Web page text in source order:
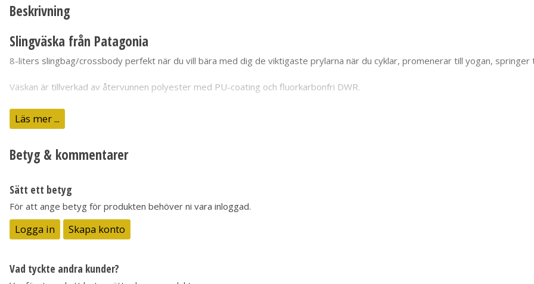
Beskrivning
Slingväska från Patagonia
8-liters slingbag/crossbody perfekt när du vill bära med dig de viktigaste prylarna när du cyklar, promenerar till yogan,
Väskan är tillverkad av återvunnen polyester med PU-coating och fluorkarbonfri DWR.
I korthet
Axelväska/slingbag som rymmer 8 liter
Huvudfack med dragkedja
Bekväm axelrem
Frontfack som rymmer exempelvis telefon
Invändig avdelare
2 remmar med spännen
Läs mer ...
Betyg & kommentarer
Sätt ett betyg
För att ange betyg för produkten behöver ni vara inloggad.
Logga in Skapa konto
Vad tyckte andra kunder?